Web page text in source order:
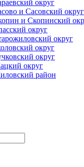
округ
и Сасовский округ
и Скопинский
округ
округ
округ
округ
округ
район